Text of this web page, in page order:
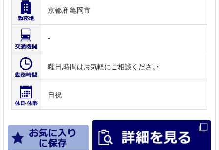
京都府 亀岡市
-
曜日,時間はお気軽にご相談ください
日祝